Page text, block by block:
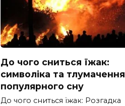
До чого сниться їжак:
символіка та тлумачення
популярного сну
До чого сниться їжак: Розгадка